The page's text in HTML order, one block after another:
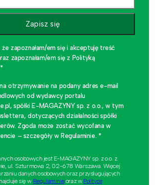
Zapisz się
zapoznałam/em się i akceptuję treść
zapoznałam/em się z Polityką
otrzymywanie na podany adres e-mail
od wydawcy portalu
spółki E-MAGAZYNY sp. z o.o., w tym
dotyczących działalności spółki
Zgoda może zostać wycofana w
– szczegóły w Regulaminie. *
osobowych jest E-MAGAZYNY sp. z o.o. z
ul. Szturmowa 2, 02-678 Warszawa. Więcej
danych osobowych oraz przysługujących
się w Regulaminieoraz w Polityce